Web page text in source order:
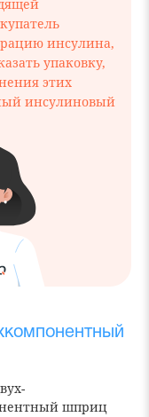
инсулина,
упаковку,
этих
инсулиновый
шприц